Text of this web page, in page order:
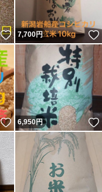
いいね！
7,700円
いいね！
6,950円